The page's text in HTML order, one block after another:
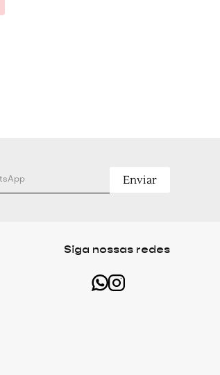
Enviar
Siga nossas redes